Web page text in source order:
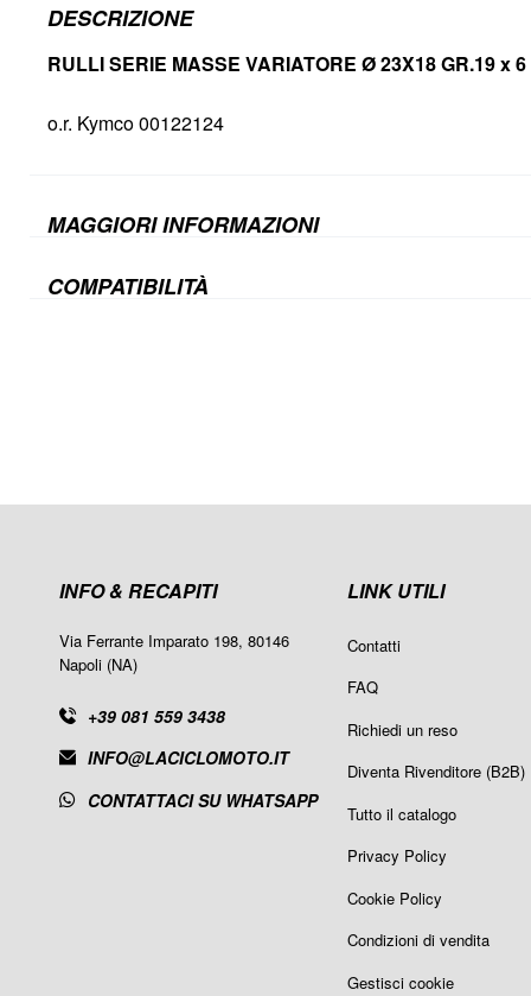
DESCRIZIONE
RULLI SERIE MASSE VARIATORE Ø 23X18 GR.19 x
o.r. Kymco 00122124
MAGGIORI INFORMAZIONI
COMPATIBILITÀ
INFO & RECAPITI
Via Ferrante Imparato 198, 80146
Napoli (NA)
+39 081 559 3438
INFO@LACICLOMOTO.IT
CONTATTACI SU WHATSAPP
LINK UTILI
Contatti
FAQ
Richiedi un reso
Diventa Rivenditore (B2B)
Tutto il catalogo
Privacy Policy
Cookie Policy
Condizioni di vendita
Gestisci cookie